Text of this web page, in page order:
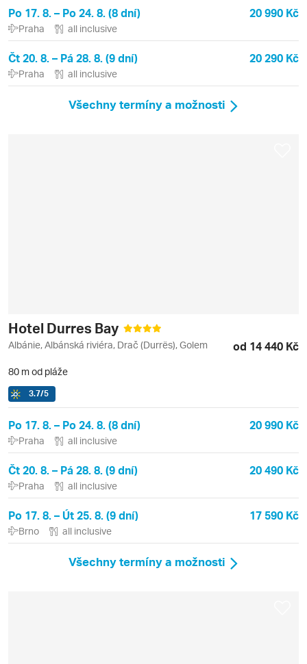
Po 17. 8. – Po 24. 8. (8 dní) 20 990 Kč
Praha all inclusive
Čt 20. 8. – Pá 28. 8. (9 dní) 20 290 Kč
Praha all inclusive
Všechny termíny a možnosti
Hotel Durres Bay
Albánie, Albánská riviéra, Drač (Durrës), Golem od 14 440 Kč
80 m od pláže
3.7/5
Po 17. 8. – Po 24. 8. (8 dní) 20 990 Kč
Praha all inclusive
Čt 20. 8. – Pá 28. 8. (9 dní) 20 490 Kč
Praha all inclusive
Po 17. 8. – Út 25. 8. (9 dní) 17 590 Kč
Brno all inclusive
Všechny termíny a možnosti